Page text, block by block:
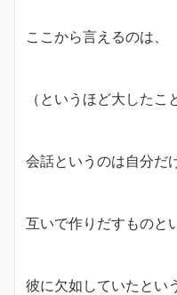
ここから言えるのは、
（というほど大したこ
会話というのは自分だ
互いで作りだすものと
彼に欠如していたとい